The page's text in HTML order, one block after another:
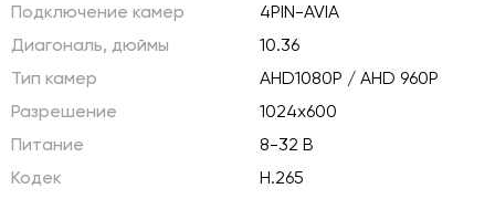
Подключение камер
4PIN-AVIA
Диагональ, дюймы
10.36
Тип камер
AHD1080P / AHD 960P
Разрешение
1024х600
Питание
8-32 В
Кодек
H.265